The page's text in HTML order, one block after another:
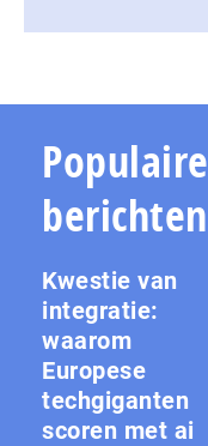
Populaire
berichten
Kwestie van
integratie:
waarom
Europese
techgiganten
scoren met ai